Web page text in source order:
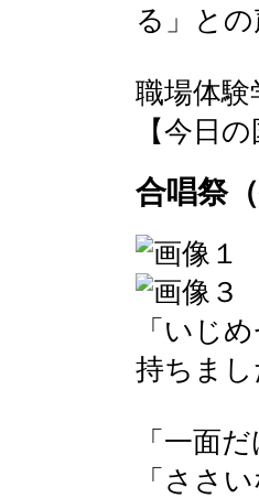
る」と
職場体
【今日
合唱祭
「いじ
持ちまし
「一面
「ささ